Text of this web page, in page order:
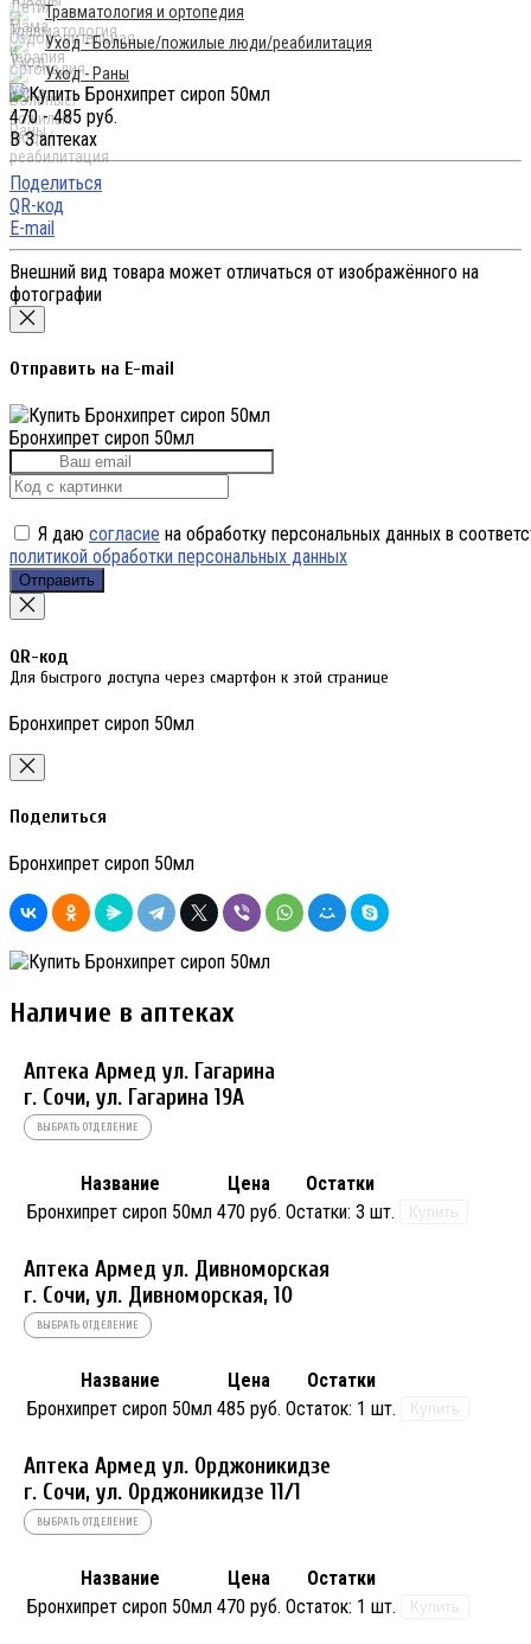
Травматология и ортопедия
Уход - Больные/пожилые люди/реабилитация
Уход - Раны
470 - 485 руб.
В 3 аптеках
Поделиться
QR-код
E-mail
Внешний вид товара может отличаться от изображённого на
фотографии
Отправить на E-mail
Бронхипрет сироп 50мл
Я даю согласие на обработку персональных данных в
политикой обработки персональных данных
Отправить
QR-код
Для быстрого доступа через смартфон к этой странице
Бронхипрет сироп 50мл
Поделиться
Бронхипрет сироп 50мл
Наличие в аптеках
Аптека Армед ул. Гагарина
г. Сочи, ул. Гагарина 19А
ВЫБРАТЬ ОТДЕЛЕНИЕ
Название Цена
Остатки
Бронхипрет сироп 50мл 470 руб. Остатки: 3 шт. Купить
Аптека Армед ул. Дивноморская
г. Сочи, ул. Дивноморская, 10
ВЫБРАТЬ ОТДЕЛЕНИЕ
Название Цена
Остатки
Бронхипрет сироп 50мл 485 руб. Остаток: 1 шт. Купить
Аптека Армед ул. Орджоникидзе
г. Сочи, ул. Орджоникидзе 11/1
ВЫБРАТЬ ОТДЕЛЕНИЕ
Название Цена
Остатки
Бронхипрет сироп 50мл 470 руб. Остаток: 1 шт. Купить